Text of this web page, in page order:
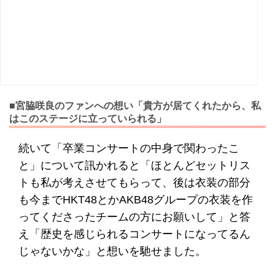
■宮脇咲良のファンへの想い「貴方が居てくれたから、私
はこのステージに立っていられる」
続いて「卒業コンサートの中身で関わったこ
と」について訊かれると「ほとんどセットリス
トも私が考えさせてもらって、後は衣装の部分
も今までHKT48とかAKB48グループの衣装を作
ってくださったチームの方にお願いして」と答
え「歴史を感じられるコンサートになってるん
じゃないかな」と想いを馳せました。